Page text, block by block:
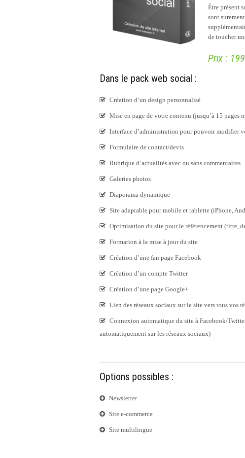
Être présent
sont
de toucher
Prix :
Dans le pack web social :
Création d’un design personnalisé
Mise en page de votre contenu (jusqu’à 15 pages
Interface d’administration pour pouvoir modifier
Formulaire de contact/devis
Rubrique d’actualités avec ou sans commentaires
Galeries photos
Diaporama dynamique
Site adaptable pour mobile et tablette (iPhone,
Optimisation du site pour le référencement (titre,
Formation à la mise à jour du site
Création d’une fan page Facebook
Création d’un compte Twitter
Création d’une page Google+
Lien des réseaux sociaux sur le site vers tous vos
Connexion automatique du site à Facebook/
automatiquement sur les réseaux sociaux)
Options possibles :
Newsletter
Site e-commerce
Site multilingue